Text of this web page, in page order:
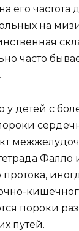
его частота
на
часто
у детей с
пороки
путей.